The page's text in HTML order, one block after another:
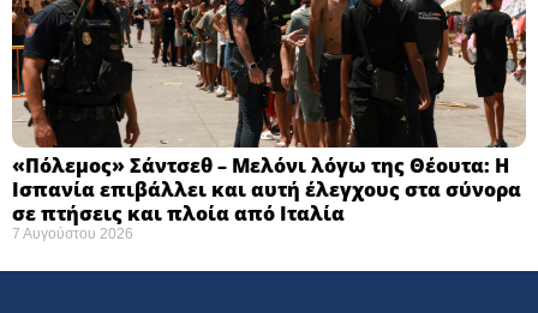
«Πόλεμος» Σάντσεθ – Μελόνι λόγω της Θέουτα: Η
Ισπανία επιβάλλει και αυτή έλεγχους στα σύνορα
σε πτήσεις και πλοία από Ιταλία
7 Αυγούστου 2026